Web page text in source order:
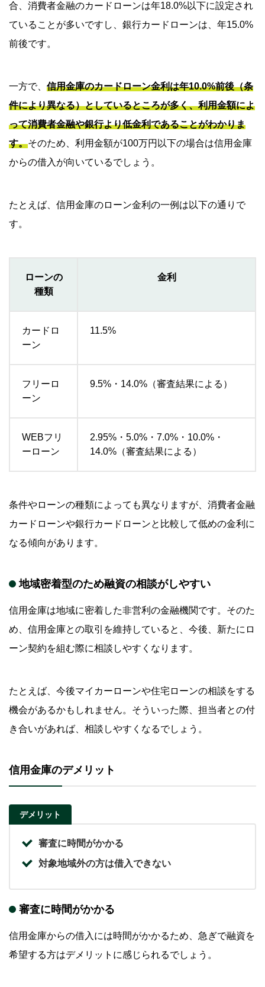
合、消費者金融のカードローンは年18.0%以下に設定され
ていることが多いですし、銀行カードローンは、年15.0%
前後です。
一方で、 信用金庫のカードローン金利は年10.0%前後（条
件により異なる）としているところが多く、利用金額によ
って消費者金融や銀行より低金利であることがわかりま
す。そのため、利用金額が100万円以下の場合は信用金庫
からの借入が向いているでしょう。
たとえば、信用金庫のローン金利の一例は以下の通りで
す。
ローンの
種類
金利
カードロ
ーン
11.5%
フリーロ
ーン
9.5%・14.0%（審査結果による）
WEBフリ
ーローン
2.95%・5.0%・7.0%・10.0%・
14.0%（審査結果による）
条件やローンの種類によっても異なりますが、消費者金融
カードローンや銀行カードローンと比較して低めの金利に
なる傾向があります。
地域密着型のため融資の相談がしやすい
信用金庫は地域に密着した非営利の金融機関です。そのた
め、信用金庫との取引を維持していると、今後、新たにロ
ーン契約を組む際に相談しやすくなります。
たとえば、今後マイカーローンや住宅ローンの相談をする
機会があるかもしれません。そういった際、担当者との付
き合いがあれば、相談しやすくなるでしょう。
信用金庫のデメリット
デメリット
審査に時間がかかる
対象地域外の方は借入できない
審査に時間がかかる
信用金庫からの借入には時間がかかるため、急ぎで融資を
希望する方はデメリットに感じられるでしょう。